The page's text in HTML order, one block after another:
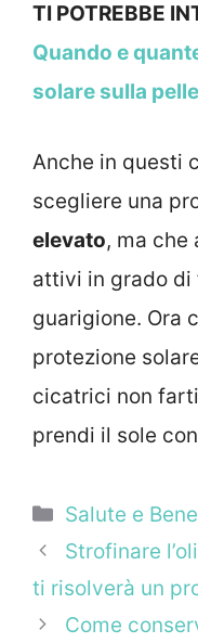
TI POTREBBE
Quando e
solare sulla pelle
Anche in questi
scegliere una
elevato, ma che
attivi in grado di
guarigione. Ora
protezione
cicatrici non
prendi il sole
Categorie
Salute e
Strofinare
ti risolverà un
Come